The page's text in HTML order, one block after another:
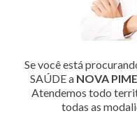
Se você está
SAÚDE a NOVA
Atendemos todo
todas as